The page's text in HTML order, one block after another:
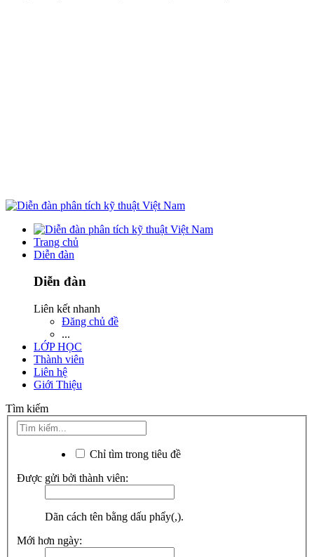
Trang chủ
Diễn đàn
Diễn đàn
Liên kết nhanh
Đăng chủ đề
...
LỚP HỌC
Thành viên
Liên hệ
Giới Thiệu
Tìm kiếm
Chỉ tìm trong tiêu đề
Được gửi bởi thành viên:
Dãn cách tên bằng dấu phẩy(,).
Mới hơn ngày: